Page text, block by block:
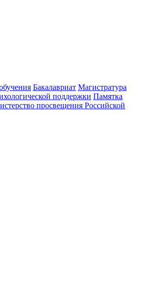
Бакалавриат Магистратура
поддержки Памятка
просвещения Российской